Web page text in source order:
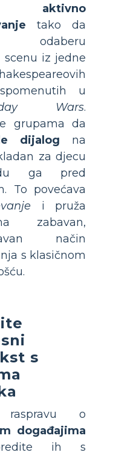
aktivno
tako da
odaberu
scenu iz jedne
u
Wars.
grupama da
dijalog na
za djecu
ga pred
To povećava
i pruža
zabavan,
način
s klasičnom
s
raspravu o
događajima
ih s